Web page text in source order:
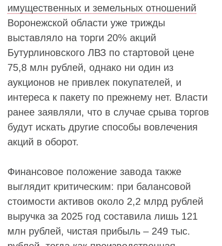
имущественных и земельных отношений
Воронежской области уже трижды
выставляло на торги 20% акций
Бутурлиновского ЛВЗ по стартовой цене
75,8 млн рублей, однако ни один из
аукционов не привлек покупателей, и
интереса к пакету по прежнему нет. Власти
ранее заявляли, что в случае срыва торгов
будут искать другие способы вовлечения
акций в оборот.
Финансовое положение завода также
выглядит критическим: при балансовой
стоимости активов около 2,2 млрд рублей
выручка за 2025 год составила лишь 121
млн рублей, чистая прибыль – 249 тыс.